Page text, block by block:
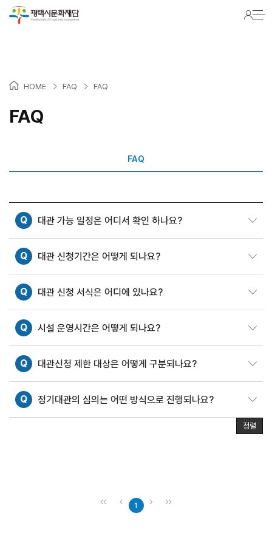
Warning : Packets out of order. Expected 1 received 0. Packet size=145 in
/hosting/fs241022/html/lib/common.lib.php
HOME > FAQ > FAQ
FAQ
FAQ
Q 대관 가능 일정은 어디서 확인 하나요?
Q 대관 신청기간은 어떻게 되나요?
Q 대관 신청 서식은 어디에 있나요?
Q 시설 운영시간은 어떻게 되나요?
Q 대관신청 제한 대상은 어떻게 구분되나요?
Q 정기대관의 심의는 어떤 방식으로 진행되나요?
정렬
1